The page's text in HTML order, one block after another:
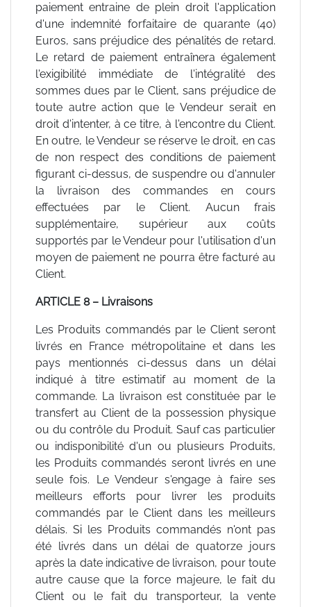
paiement entraine de plein droit l'application
d'une indemnité forfaitaire de quarante (40)
Euros, sans préjudice des pénalités de retard.
Le retard de paiement entraînera également
l'exigibilité immédiate de l'intégralité des
sommes dues par le Client, sans préjudice de
toute autre action que le Vendeur serait en
droit d'intenter, à ce titre, à l'encontre du Client.
En outre, le Vendeur se réserve le droit, en cas
de non respect des conditions de paiement
figurant ci-dessus, de suspendre ou d'annuler
la livraison des commandes en cours
effectuées par le Client. Aucun frais
supplémentaire, supérieur aux coûts
supportés par le Vendeur pour l'utilisation d'un
moyen de paiement ne pourra être facturé au
Client.
ARTICLE 8 – Livraisons
Les Produits commandés par le Client seront
livrés en France métropolitaine et dans les
pays mentionnés ci-dessus dans un délai
indiqué à titre estimatif au moment de la
commande. La livraison est constituée par le
transfert au Client de la possession physique
ou du contrôle du Produit. Sauf cas particulier
ou indisponibilité d'un ou plusieurs Produits,
les Produits commandés seront livrés en une
seule fois. Le Vendeur s'engage à faire ses
meilleurs efforts pour livrer les produits
commandés par le Client dans les meilleurs
délais. Si les Produits commandés n'ont pas
été livrés dans un délai de quatorze jours
après la date indicative de livraison, pour toute
autre cause que la force majeure, le fait du
Client ou le fait du transporteur, la vente